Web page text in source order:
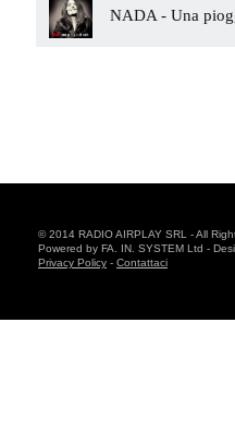
NADA - Una
© 2014 RADIO AIRPLAY SRL - All
Powered by FA. IN. SYSTEM Ltd -
Privacy Policy - Contattaci